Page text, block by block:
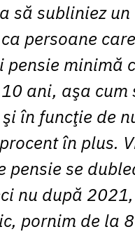
să subliniez
persoane
minimă
ani, aşa cum
în funcţie de
în plus.
pensie se
nu după
pornim de la